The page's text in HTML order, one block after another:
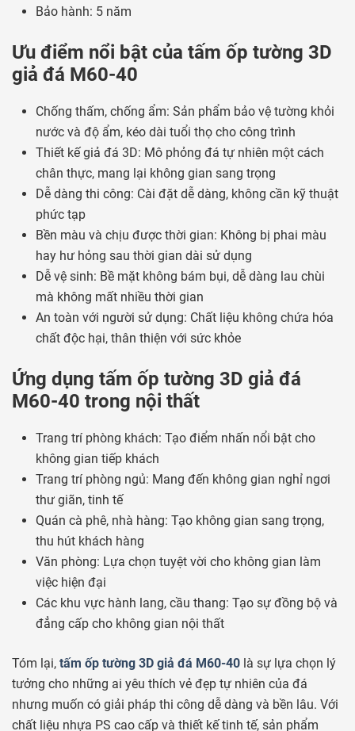
Bảo hành: 5 năm
Ưu điểm nổi bật của tấm ốp tường 3D
giả đá M60-40
Chống thấm, chống ẩm: Sản phẩm bảo vệ tường khỏi
nước và độ ẩm, kéo dài tuổi thọ cho công trình
Thiết kế giả đá 3D: Mô phỏng đá tự nhiên một cách
chân thực, mang lại không gian sang trọng
Dễ dàng thi công: Cài đặt dễ dàng, không cần kỹ thuật
phức tạp
Bền màu và chịu được thời gian: Không bị phai màu
hay hư hỏng sau thời gian dài sử dụng
Dễ vệ sinh: Bề mặt không bám bụi, dễ dàng lau chùi
mà không mất nhiều thời gian
An toàn với người sử dụng: Chất liệu không chứa hóa
chất độc hại, thân thiện với sức khỏe
Ứng dụng tấm ốp tường 3D giả đá
M60-40 trong nội thất
Trang trí phòng khách: Tạo điểm nhấn nổi bật cho
không gian tiếp khách
Trang trí phòng ngủ: Mang đến không gian nghỉ ngơi
thư giãn, tinh tế
Quán cà phê, nhà hàng: Tạo không gian sang trọng,
thu hút khách hàng
Văn phòng: Lựa chọn tuyệt vời cho không gian làm
việc hiện đại
Các khu vực hành lang, cầu thang: Tạo sự đồng bộ và
đẳng cấp cho không gian nội thất
Tóm lại, tấm ốp tường 3D giả đá M60-40 là sự lựa chọn lý
tưởng cho những ai yêu thích vẻ đẹp tự nhiên của đá
nhưng muốn có giải pháp thi công dễ dàng và bền lâu. Với
chất liệu nhựa PS cao cấp và thiết kế tinh tế, sản phẩm